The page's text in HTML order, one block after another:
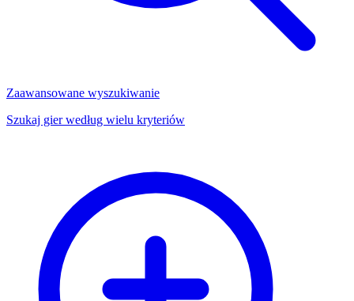
Zaawansowane wyszukiwanie
Szukaj gier według wielu kryteriów